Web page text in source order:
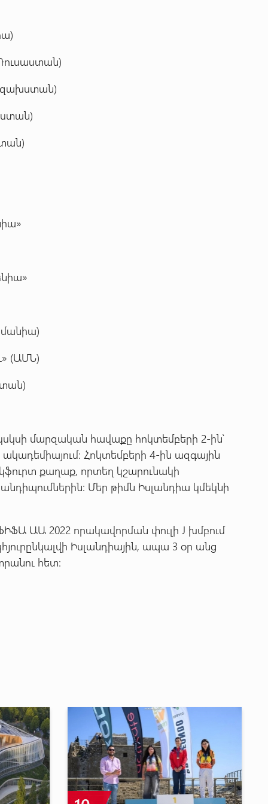
(ԱՄՆ)
մարզական հավաքը հոկտեմբերի 2-ին՝
Հոկտեմբերի 4-ին ազգային
քաղաք, որտեղ կշարունակի
Մեր թիմն Իսլանդիա կմեկնի
ԱԱ 2022 որակավորման փուլի J խմբում
Իսլանդիային, ապա 3 օր անց
հետ։